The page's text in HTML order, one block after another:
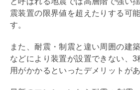
震装置の限界値を超えたりする可
す。
また、耐震 ・制震と違い周囲の建
などにより装置が設置できない、
用がかかるといったデメリットがあ